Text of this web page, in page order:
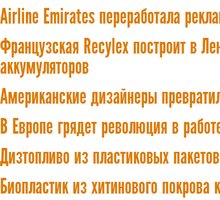
Airline Emirates переработала
Французская Recylex построит в
аккумуляторов
Американские дизайнеры
В Европе грядет революция в
Дизтопливо из пластиковых пакетов
Биопластик из хитинового покрова